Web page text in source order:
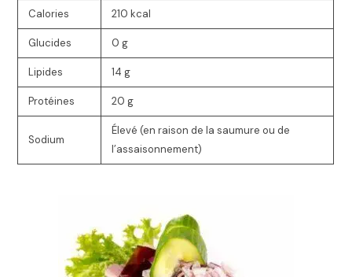
Calories 210 kcal
Glucides 0 g
Lipides 14 g
Protéines 20 g
Sodium
Élevé (en raison de la saumure ou de
l’assaisonnement)